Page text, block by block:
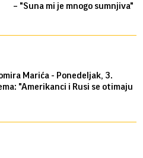
– "Suna mi je mnogo sumnjiva"
Marića - Ponedeljak, 3.
"Amerikanci i Rusi se otimaju